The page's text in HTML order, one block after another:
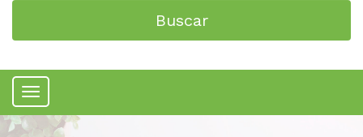
Buscar
Menú